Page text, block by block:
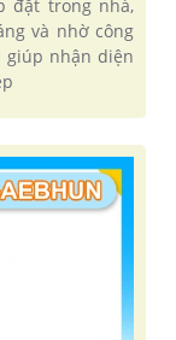
đặt trong nhà,
và nhờ công
giúp nhận diện